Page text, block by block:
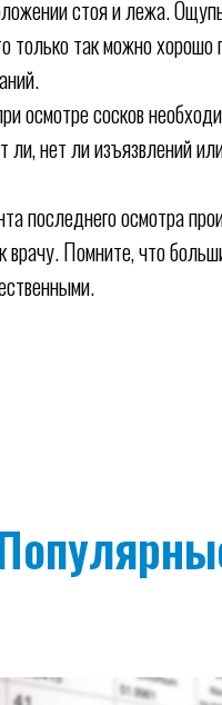
стоя и лежа.
только так можно
осмотре сосков
ли, нет ли изъязвлений
последнего осмотра
врачу. Помните, что